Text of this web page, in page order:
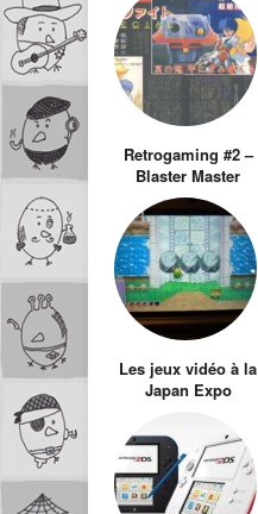
Retrogaming #2 –
Blaster Master
Les jeux vidéo à la
Japan Expo